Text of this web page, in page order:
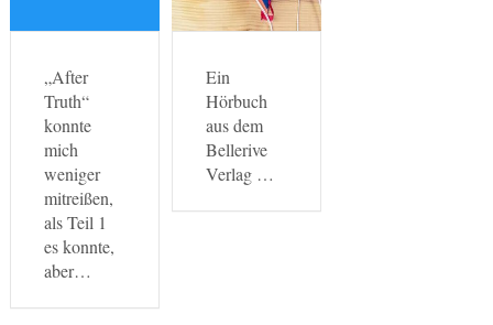
„After
Truth“
konnte
mich
weniger
mitreißen,
als Teil 1
es konnte,
aber…
Ein
Hörbuch
aus dem
Bellerive
Verlag …